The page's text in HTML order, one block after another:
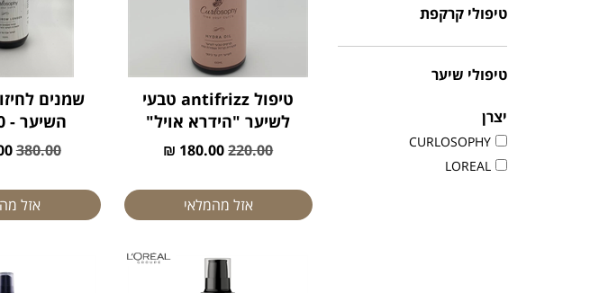
טיפולי קרקפת
טיפולי שיער
יצרן
CURLOSOPHY
LOREAL
טיפול antifrizz טבעי
לשיער "הידרא אויל"
220.00
180.00 ₪
אזל מהמלאי
שמנים
השיער - 200 מ"ל
380.00
₪
אזל